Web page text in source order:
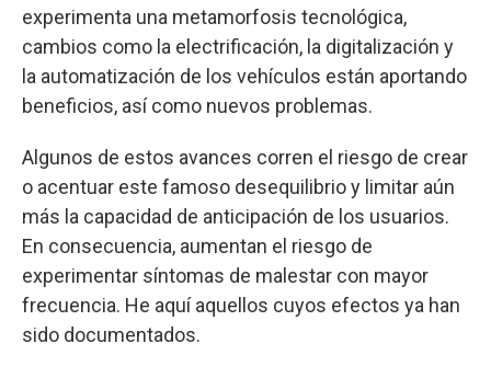
experimenta una metamorfosis tecnológica,
cambios como la electrificación, la digitalización y
la automatización de los vehículos están aportando
beneficios, así como nuevos problemas.
Algunos de estos avances corren el riesgo de crear
o acentuar este famoso desequilibrio y limitar aún
más la capacidad de anticipación de los usuarios.
En consecuencia, aumentan el riesgo de
experimentar síntomas de malestar con mayor
frecuencia. He aquí aquellos cuyos efectos ya han
sido documentados.